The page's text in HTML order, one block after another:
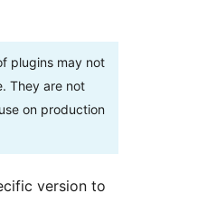
plugins may not
They are not
on production
version to